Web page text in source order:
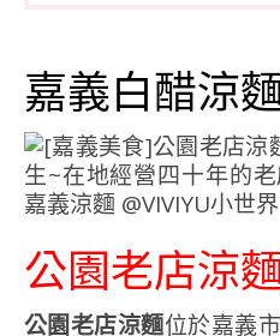
嘉義白醋涼
公園老店涼
公園老店涼麵位於嘉義